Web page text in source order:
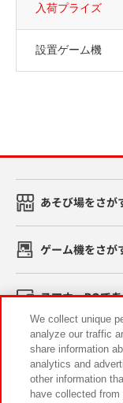
入荷プライズ
設置ゲーム機
あそび場をさが
ゲーム機をさが
スマホ・PCで
イベント・キャ
We collect unique
analyze our traffic
share information
analytics and
other information
have collected